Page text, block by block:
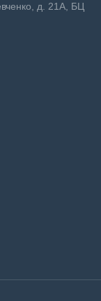
д. 21А, БЦ